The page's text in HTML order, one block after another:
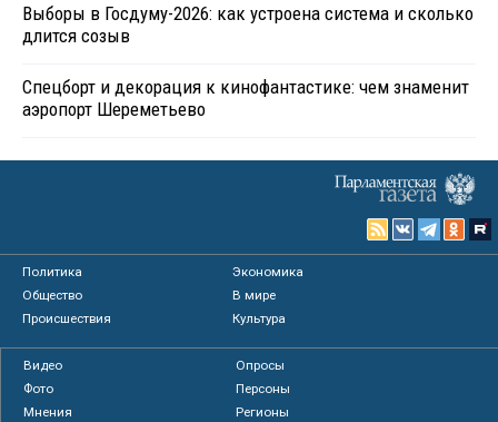
Выборы в Госдуму-2026: как устроена система и сколько
длится созыв
Спецборт и декорация к кинофантастике: чем знаменит
аэропорт Шереметьево
Политика
Экономика
Общество
В мире
Происшествия
Культура
Видео
Опросы
Фото
Персоны
Мнения
Регионы